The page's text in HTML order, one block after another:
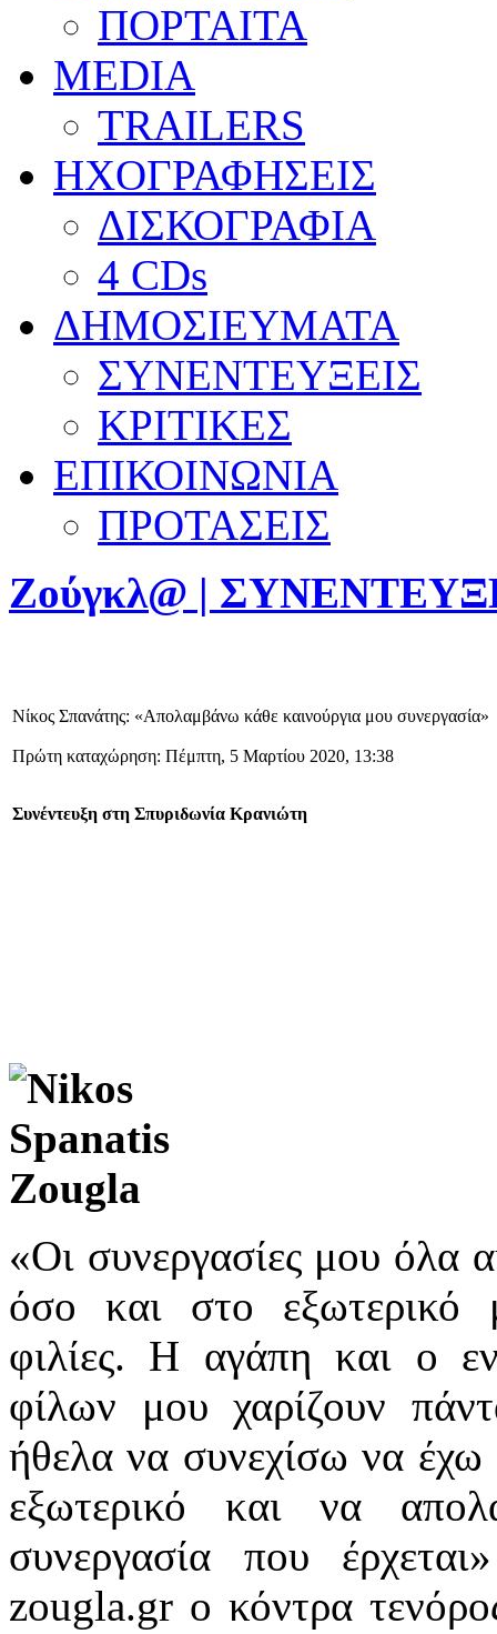
ΠΟΡΤΑΙΤΑ
MEDIA
TRAILERS
ΗΧΟΓΡΑΦΗΣΕΙΣ
ΔΙΣΚΟΓΡΑΦΙΑ
4 CDs
ΔΗΜΟΣΙΕΥΜΑΤΑ
ΣΥΝΕΝΤΕΥΞΕΙΣ
ΚΡΙΤΙΚΕΣ
ΕΠΙΚΟΙΝΩΝΙΑ
ΠΡΟΤΑΣΕΙΣ
Ζούγκλ@ |
Nίκος Σπανάτης: «Aπολαμβάνω κάθε καινούργια μου συνεργασία»
Πρώτη καταχώρηση: Πέμπτη, 5 Μαρτίου 2020, 13:38
Συνέντευξη στη Σπυριδωνία Κρανιώτη
«Οι συνεργασίες μου όλα
όσο και στο εξωτερικό
φιλίες. Η αγάπη και ο
φίλων μου χαρίζουν
ήθελα να συνεχίσω να έχω
εξωτερικό και να
συνεργασία που
zougla.gr ο κόντρα